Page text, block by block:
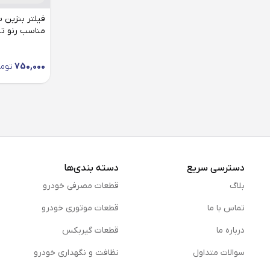
مناسب رنو
750,000
دسترسی سریع
بلاگ
تماس با ما
درباره ما
سوالات متداول
دسته بندی‌ها
قطعات مصرفی خودرو
قطعات موتوری خودرو
قطعات گیربکس
نظافت و نگهداری خودرو